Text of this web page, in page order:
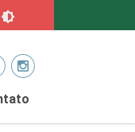
brightness_6